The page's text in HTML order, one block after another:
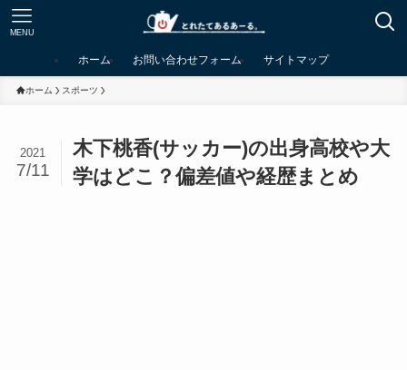
MENU
ホーム お問い合わせフォーム サイトマップ
ホーム スポーツ
木下桃香(サッカー)の出身高校や大
学はどこ？偏差値や経歴まとめ
2021
7/11